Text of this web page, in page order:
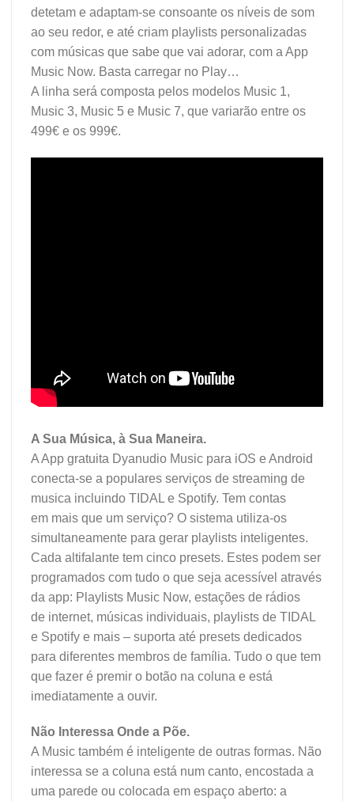
detetam e adaptam-se consoante os níveis de som
ao seu redor, e até criam playlists personalizadas
com músicas que sabe que vai adorar, com a App
Music Now. Basta carregar no Play…
A linha será composta pelos modelos Music 1,
Music 3, Music 5 e Music 7, que variarão entre os
499€ e os 999€.
A Sua Música, à Sua Maneira.
A App gratuita Dyanudio Music para iOS e Android
conecta-se a populares serviços de streaming de
musica incluindo TIDAL e Spotify. Tem contas
em mais que um serviço? O sistema utiliza-os
simultaneamente para gerar playlists inteligentes.
Cada altifalante tem cinco presets. Estes podem ser
programados com tudo o que seja acessível através
da app: Playlists Music Now, estações de rádios
de internet, músicas individuais, playlists de TIDAL
e Spotify e mais – suporta até presets dedicados
para diferentes membros de família. Tudo o que tem
que fazer é premir o botão na coluna e está
imediatamente a ouvir.
Não Interessa Onde a Põe.
A Music também é inteligente de outras formas. Não
interessa se a coluna está num canto, encostada a
uma parede ou colocada em espaço aberto: a